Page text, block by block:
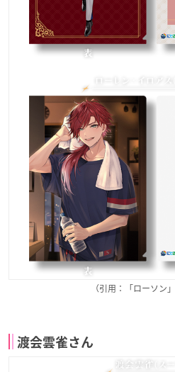
（引用：「ローソン」
渡会雲雀さん